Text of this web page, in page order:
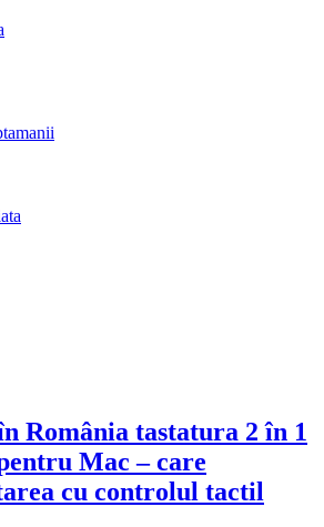
România tastatura 2 în 1
Mac – care
cu controlul tactil